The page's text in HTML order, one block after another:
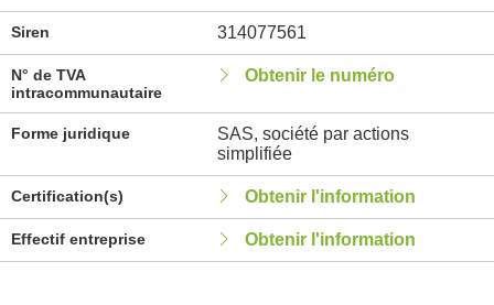
Siren 314077561
N° de TVA
intracommunautaire
Obtenir le numéro
Forme juridique
SAS, société par actions
simplifiée
Certification(s) Obtenir l'information
Effectif entreprise Obtenir l'information